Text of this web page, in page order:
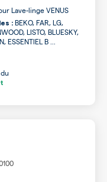
Lave-linge VENUS
: BEKO, FAR, LG,
LISTO, BLUESKY,
ESSENTIEL B ...